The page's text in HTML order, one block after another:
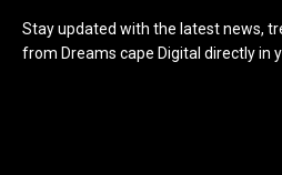
Stay updated with the latest news,
from Dreams cape Digital directly in